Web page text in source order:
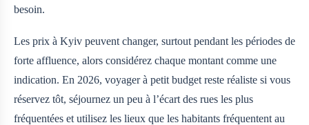
besoin.
Les prix à Kyiv peuvent changer, surtout pendant les périodes de
forte affluence, alors considérez chaque montant comme une
indication. En 2026, voyager à petit budget reste réaliste si vous
réservez tôt, séjournez un peu à l’écart des rues les plus
fréquentées et utilisez les lieux que les habitants fréquentent au